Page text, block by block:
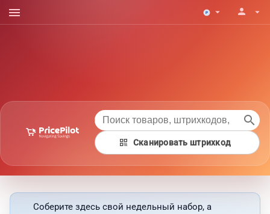
menu arrow_drop_down person arrow_drop_down
search
qr_code Сканировать штрихкод
Соберите здесь свой недельный набор, а